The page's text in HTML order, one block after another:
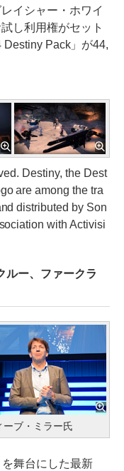
イシャー・ホワイ
し利用権がセット
Pack」が44,
Destiny, the Dest
are among the tra
distributed by Son
with Activisi
ルー、ファークラ
ーブ・ミラー氏
舞台にした最新